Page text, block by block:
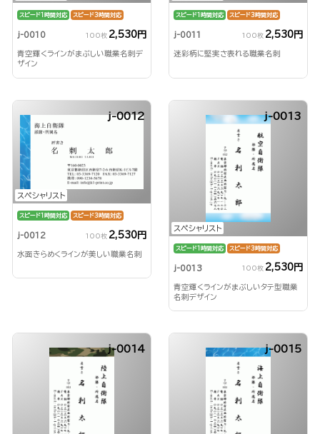
スピード1時間対応 スピード3時間対応
j-0010 100枚 2,530円
青空輝くラインがまぶしい職業名刺デ
ザイン
スピード1時間対応 スピード3時間対応
j-0011 100枚 2,530円
迷彩柄に堅実さ表れる職業名刺
スペシャリスト
j-0012
スピード1時間対応 スピード3時間対応
j-0012 100枚 2,530円
水面きらめくラインが美しい職業名刺
スペシャリスト
j-0013
スピード1時間対応 スピード3時間対応
j-0013 100枚 2,530円
青空輝くラインがまぶしいタテ型職業
名刺デザイン
j-0014 j-0015